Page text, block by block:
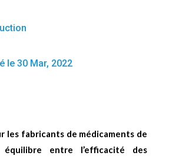
le 30 Mar, 2022
les fabricants de médicaments de
entre l’efficacité des